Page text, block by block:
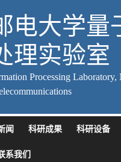
电大学量
理实验室
Processing
闻 科研成果 科研设备
系我们